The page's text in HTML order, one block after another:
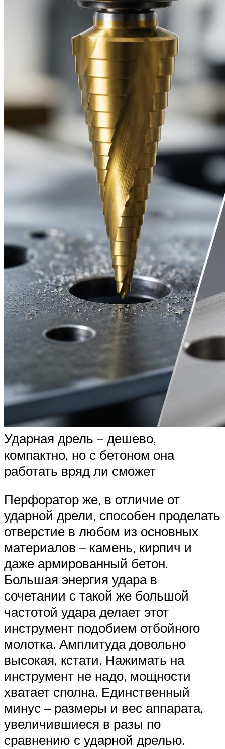
Ударная дрель – дешево,
компактно, но с бетоном она
работать вряд ли сможет
Перфоратор же, в отличие от
ударной дрели, способен проделать
отверстие в любом из основных
материалов – камень, кирпич и
даже армированный бетон.
Большая энергия удара в
сочетании с такой же большой
частотой удара делает этот
инструмент подобием отбойного
молотка. Амплитуда довольно
высокая, кстати. Нажимать на
инструмент не надо, мощности
хватает сполна. Единственный
минус – размеры и вес аппарата,
увеличившиеся в разы по
сравнению с ударной дрелью.